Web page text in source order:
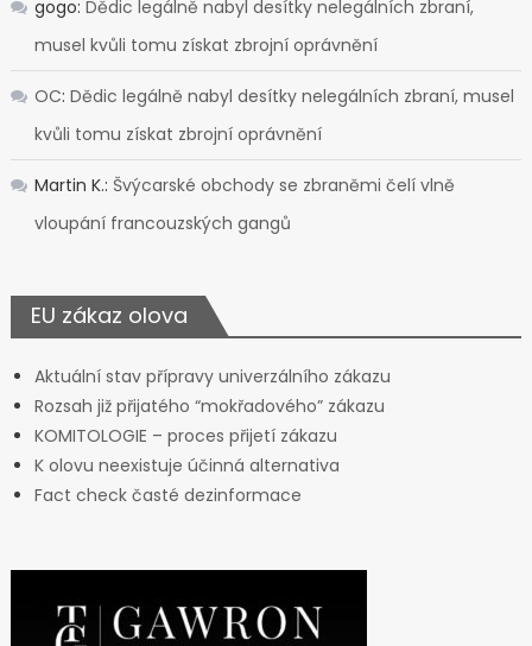
gogo: Dědic legálně nabyl desítky nelegálních zbraní,
musel kvůli tomu získat zbrojní oprávnění
OC: Dědic legálně nabyl desítky nelegálních zbraní, musel
kvůli tomu získat zbrojní oprávnění
Martin K.: Švýcarské obchody se zbraněmi čelí vlně
vloupání francouzských gangů
EU zákaz olova
Aktuální stav přípravy univerzálního zákazu
Rozsah již přijatého “mokřadového” zákazu
KOMITOLOGIE – proces přijetí zákazu
K olovu neexistuje účinná alternativa
Fact check časté dezinformace